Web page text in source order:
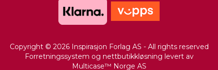
Copyright © 2026 Inspirasjon Forlag AS - All rights reserved
Forretningssystem og nettbutikkløsning levert av
Multicase™ Norge AS